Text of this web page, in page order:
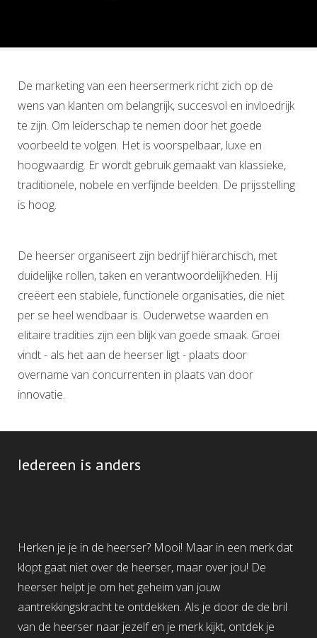
De marketing van een heersermerk richt zich op de
wens van klanten om belangrijk, succesvol en invloedrijk
te zijn. Om leiderschap te nemen door het goede
voorbeeld te volgen. Het is voorspelbaar, luxe en
hoogwaardig. Er wordt gebruik gemaakt van klassieke,
traditionele, nobele en verfijnde beelden. De prijsstelling
is hoog.
De heerser organiseert zijn bedrijf hiërarchisch, met
duidelijke rollen, taken en verantwoordelijkheden. Hij
creëert een stabiele, functionele organisaties, die niet
per se heel wendbaar is. Ouderwetse waarden en
elitaire tradities zijn een blijk van goede smaak. Groei
vindt - als het aan de heerser ligt - plaats door
overname van concurrenten in plaats van door
innovatie.
Iedereen is anders
Herken je je in de heerser? Mooi! Maar in een merk dat
klopt gaat niet over de heerser, maar over jou! De
heerser helpt je om het geheim van jouw
aantrekkingskracht te ontdekken. Als je door de de bril
van de heerser naar jezelf en je merk kijkt, ontdek je